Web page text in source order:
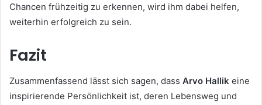
Chancen frühzeitig zu erkennen, wird ihm dabei helfen,
weiterhin erfolgreich zu sein.
Fazit
Zusammenfassend lässt sich sagen, dass Arvo Hallik eine
inspirierende Persönlichkeit ist, deren Lebensweg und